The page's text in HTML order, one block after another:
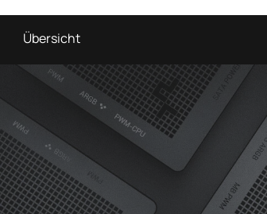
Übersicht